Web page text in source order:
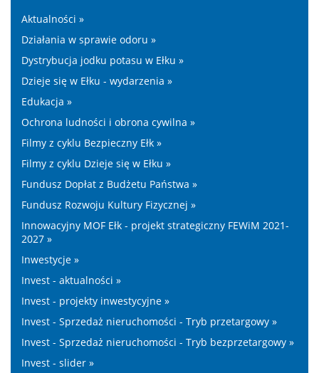
Aktualności »
Działania w sprawie odoru »
Dystrybucja jodku potasu w Ełku »
Dzieje się w Ełku - wydarzenia »
Edukacja »
Ochrona ludności i obrona cywilna »
Filmy z cyklu Bezpieczny Ełk »
Filmy z cyklu Dzieje się w Ełku »
Fundusz Dopłat z Budżetu Państwa »
Fundusz Rozwoju Kultury Fizycznej »
Innowacyjny MOF Ełk - projekt strategiczny FEWiM 2021-
2027 »
Inwestycje »
Invest - aktualności »
Invest - projekty inwestycyjne »
Invest - Sprzedaż nieruchomości - Tryb przetargowy »
Invest - Sprzedaż nieruchomości - Tryb bezprzetargowy »
Invest - slider »